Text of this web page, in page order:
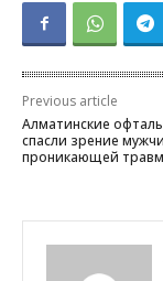
Previous article
Алматинские
спасли зрение
проникающей